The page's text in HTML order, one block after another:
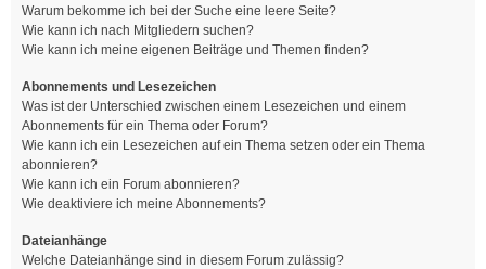
Warum bekomme ich bei der Suche eine leere Seite?
Wie kann ich nach Mitgliedern suchen?
Wie kann ich meine eigenen Beiträge und Themen finden?
Abonnements und Lesezeichen
Was ist der Unterschied zwischen einem Lesezeichen und einem
Abonnements für ein Thema oder Forum?
Wie kann ich ein Lesezeichen auf ein Thema setzen oder ein Thema
abonnieren?
Wie kann ich ein Forum abonnieren?
Wie deaktiviere ich meine Abonnements?
Dateianhänge
Welche Dateianhänge sind in diesem Forum zulässig?